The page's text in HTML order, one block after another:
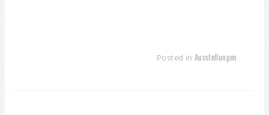
Posted in Ausstellungen